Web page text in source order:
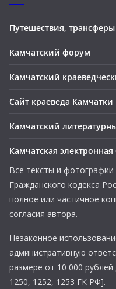
Путешествия,
Камчатский форум
Камчатский
Сайт краеведа Камчатки
Камчатский
Камчатская
Все тексты и
Гражданского кодекса
полное или частичное
согласия автора.
Незаконное
административную
размере от 10 000
1250, 1252, 1253 ГК РФ].